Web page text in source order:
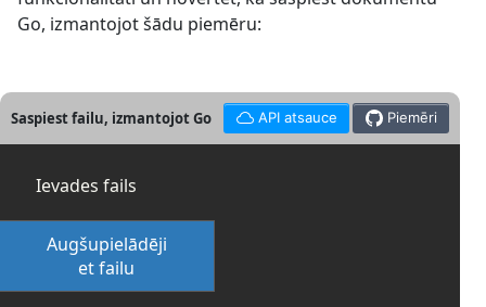
Go, izmantojot šādu piemēru:
Saspiest failu, izmantojot Go API atsauce Piemēri
Ievades fails
Augšupielādēji
et failu